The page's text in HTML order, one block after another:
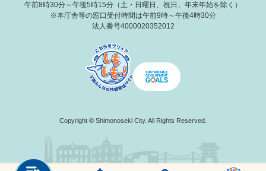
午前8時30分～午後5時15分（土・日曜日、祝日、年末年始を除く）
※本庁舎等の窓口受付時間は午前9時～午後4時30分
法人番号4000020352012
Copyright © Shimonoseki City. All Rights Reserved.